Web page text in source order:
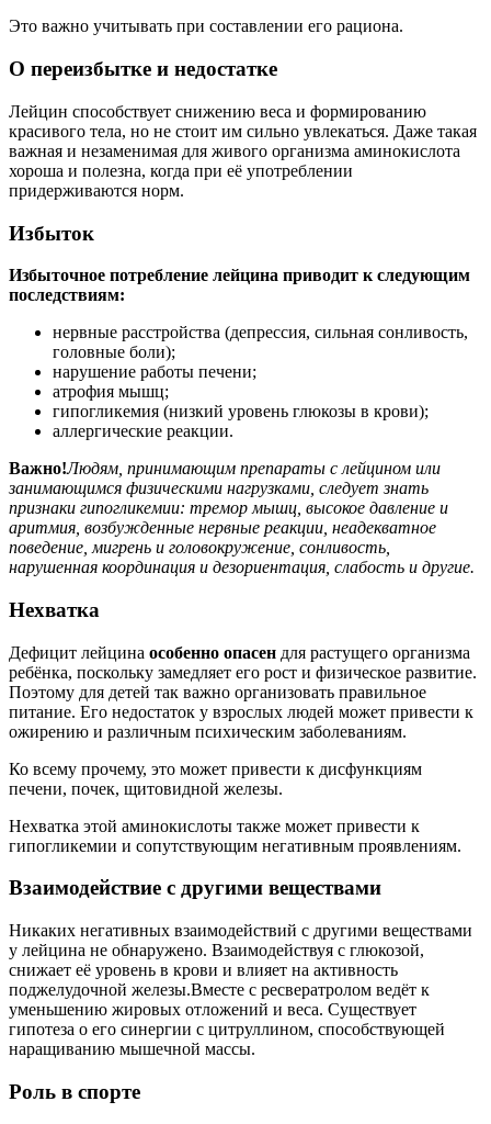
Это важно учитывать при составлении его рациона.
О переизбытке и недостатке
Лейцин способствует снижению веса и формированию
красивого тела, но не стоит им сильно увлекаться. Даже такая
важная и незаменимая для живого организма аминокислота
хороша и полезна, когда при её употреблении
придерживаются норм.
Избыток
Избыточное потребление лейцина приводит к следующим
последствиям:
нервные расстройства (депрессия, сильная сонливость,
головные боли);
нарушение работы печени;
атрофия мышц;
гипогликемия (низкий уровень глюкозы в крови);
аллергические реакции.
Важно!Людям, принимающим препараты с лейцином или
занимающимся физическими нагрузками, следует знать
признаки гипогликемии: тремор мышц, высокое давление и
аритмия, возбужденные нервные реакции, неадекватное
поведение, мигрень и головокружение, сонливость,
нарушенная координация и дезориентация, слабость и другие.
Нехватка
Дефицит лейцина особенно опасен для растущего организма
ребёнка, поскольку замедляет его рост и физическое развитие.
Поэтому для детей так важно организовать правильное
питание. Его недостаток у взрослых людей может привести к
ожирению и различным психическим заболеваниям.
Ко всему прочему, это может привести к дисфункциям
печени, почек, щитовидной железы.
Нехватка этой аминокислоты также может привести к
гипогликемии и сопутствующим негативным проявлениям.
Взаимодействие с другими веществами
Никаких негативных взаимодействий с другими веществами
у лейцина не обнаружено. Взаимодействуя с глюкозой,
снижает её уровень в крови и влияет на активность
поджелудочной железы.Вместе с ресвератролом ведёт к
уменьшению жировых отложений и веса. Существует
гипотеза о его синергии с цитруллином, способствующей
наращиванию мышечной массы.
Роль в спорте